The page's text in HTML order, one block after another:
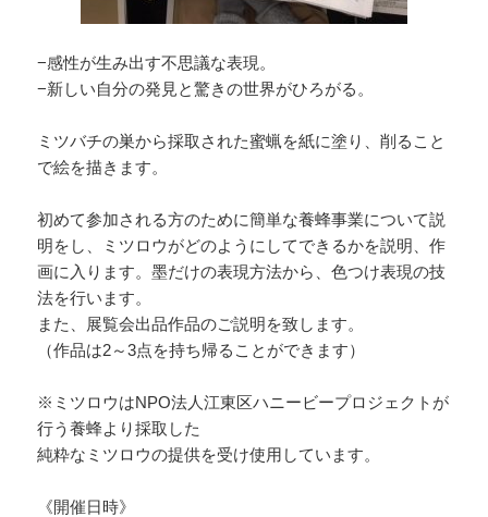
−感性が生み出す不思議な表現。
−新しい自分の発見と驚きの世界がひろがる。
ミツバチの巣から採取された蜜蝋を紙に塗り、削ること
で絵を描きます。
初めて参加される方のために簡単な養蜂事業について説
明をし、ミツロウがどのようにしてできるかを説明、作
画に入ります。墨だけの表現方法から、色つけ表現の技
法を行います。
また、展覧会出品作品のご説明を致します。
（作品は2～3点を持ち帰ることができます）
※ミツロウはNPO法人江東区ハニービープロジェクトが
行う養蜂より採取した
純粋なミツロウの提供を受け使用しています。
《開催日時》